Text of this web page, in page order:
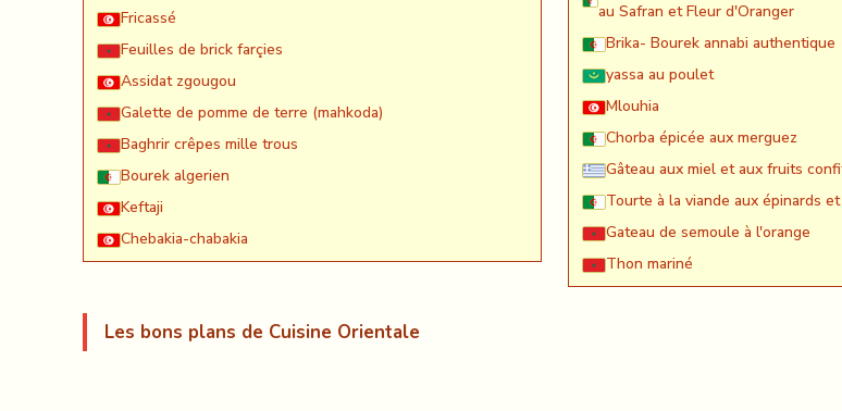
Fricassé
Feuilles de brick farçies
Assidat zgougou
Galette de pomme de terre (mahkoda)
Baghrir crêpes mille trous
Bourek algerien
Keftaji
Chebakia-chabakia
au Safran et Fleur d'Oranger
Brika- Bourek annabi authentique
yassa au poulet
Mlouhia
Chorba épicée aux merguez
Gâteau aux miel et aux fruits
Tourte à la viande aux épinards
Gateau de semoule à l'orange
Thon mariné
Les bons plans de Cuisine Orientale